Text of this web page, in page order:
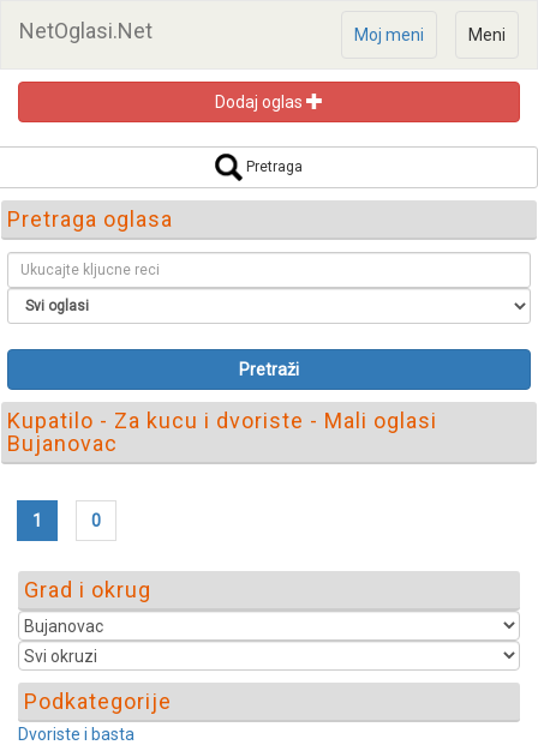
NetOglasi.Net Meni
Moj meni
Dodaj oglas
Pretraga
Pretraga oglasa
Pretraži
Kupatilo - Za kucu i dvoriste - Mali oglasi
Bujanovac
1 0
Grad i okrug
Podkategorije
Dvoriste i basta